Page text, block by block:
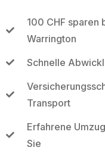
100 CHF sparen
Warrington
Schnelle
Transport
Erfahrene
Sie